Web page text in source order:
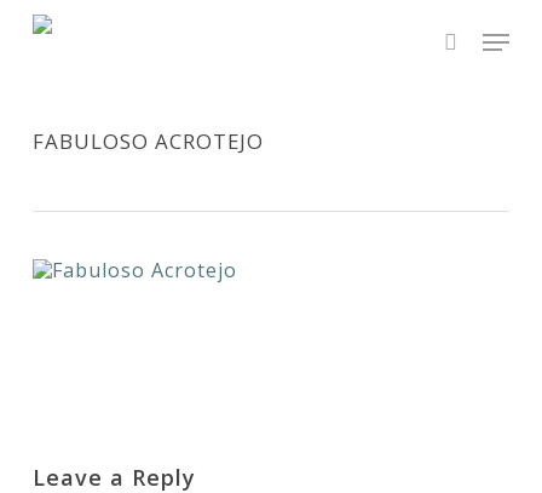
Skip
search
FABULOSO ACROTEJO
Leave a Reply